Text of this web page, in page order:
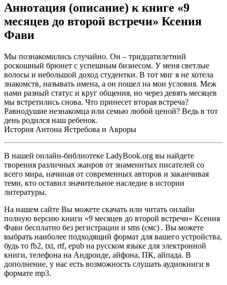
Аннотация (описание) к книге «9
месяцев до второй встречи» Ксения
Фави
Мы познакомились случайно. Он – тридцатилетний
роскошный брюнет с успешным бизнесом. У меня светлые
волосы и небольшой доход студентки. В тот миг я не хотела
знакомств, называть имена, а он пошел на мои условия. Меж
нами разный статус и круг общения, но через девять месяцев
мы встретились снова. Что принесет вторая встреча?
Равнодушие незнакомца или семью любой ценой? Ведь в тот
день родился наш ребенок.
История Антона Ястребова и Авроры
В нашей онлайн-библиотеке LadyBook.org вы найдете
творения различных жанров от знаменитых писателей со
всего мира, начиная от современных авторов и заканчивая
теми, кто оставил значительное наследие в истории
литературы.
На нашем сайте Вы можете скачать или читать онлайн
полную версию книги «9 месяцев до второй встречи» Ксения
Фави бесплатно без регистрации и sms (смс) . Вы можете
выбрать наиболее подходящий формат для вашего устройства,
будь то fb2, txt, rtf, epub на русском языке для электронной
книги, телефона на Андроиде, айфона, ПК, айпада. В
дополнение, у нас есть возможность слушать аудиокниги в
формате mp3.